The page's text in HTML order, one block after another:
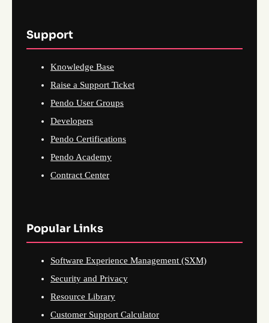
Support
Knowledge Base
Raise a Support Ticket
Pendo User Groups
Developers
Pendo Certifications
Pendo Academy
Contract Center
Popular Links
Software Experience Management (SXM)
Security and Privacy
Resource Library
Customer Support Calculator